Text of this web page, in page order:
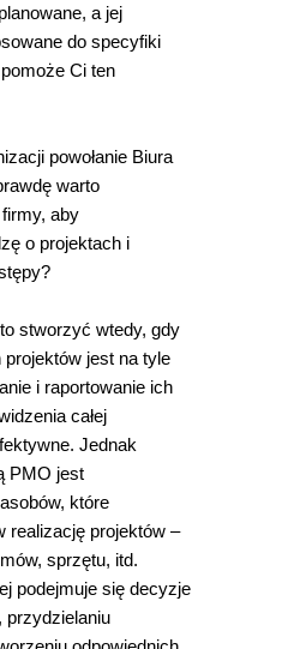
a jej
do specyfiki
Ci ten
powołanie Biura
warto
aby
o projektach i
stworzyć wtedy, gdy
jest na tyle
i raportowanie ich
całej
Jednak
PMO jest
które
realizację projektów –
sprzętu, itd.
podejmuje się decyzje
przydzielaniu